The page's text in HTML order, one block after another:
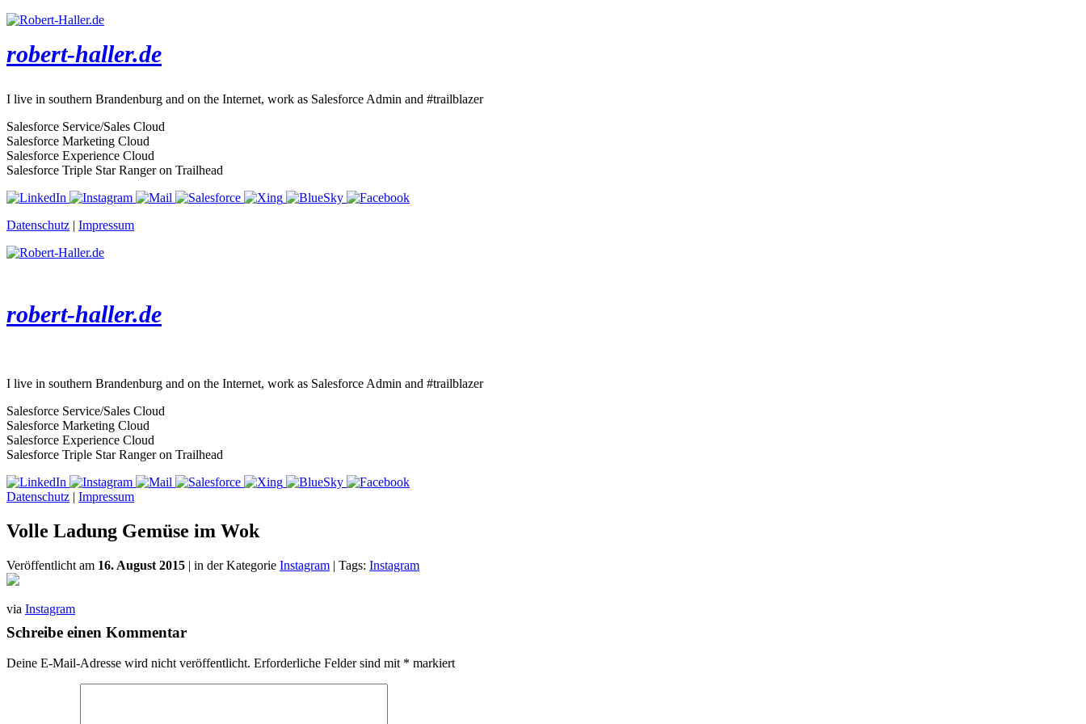
robert-haller.de
I live in southern Brandenburg and on the Internet, work as Salesforce Admin and #trailblazer
Salesforce Service/Sales Cloud
Salesforce Marketing Cloud
Salesforce Experience Cloud
Salesforce Triple Star Ranger on Trailhead
Datenschutz | Impressum
robert-haller.de
I live in southern Brandenburg and on the Internet, work as Salesforce Admin and #trailblazer
Salesforce Service/Sales Cloud
Salesforce Marketing Cloud
Salesforce Experience Cloud
Salesforce Triple Star Ranger on Trailhead
Datenschutz | Impressum
Volle Ladung Gemüse im Wok
Veröffentlicht am 16. August 2015 | in der Kategorie Instagram | Tags: Instagram
via Instagram
Schreibe einen Kommentar
Deine E-Mail-Adresse wird nicht veröffentlicht. Erforderliche Felder sind mit * markiert